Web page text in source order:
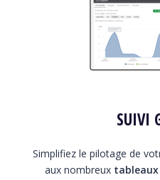
SUIVI
Simplifiez le pilotage de
aux nombreux